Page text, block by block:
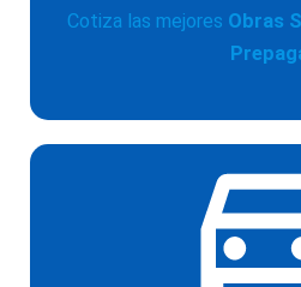
Cotiza las mejores Obras